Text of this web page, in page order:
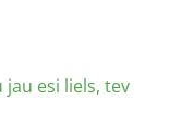
esi liels, tev